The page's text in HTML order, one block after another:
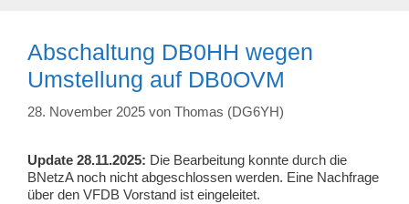
Abschaltung DB0HH wegen
Umstellung auf DB0OVM
28. November 2025 von Thomas (DG6YH)
Update 28.11.2025: Die Bearbeitung konnte durch die
BNetzA noch nicht abgeschlossen werden. Eine Nachfrage
über den VFDB Vorstand ist eingeleitet.